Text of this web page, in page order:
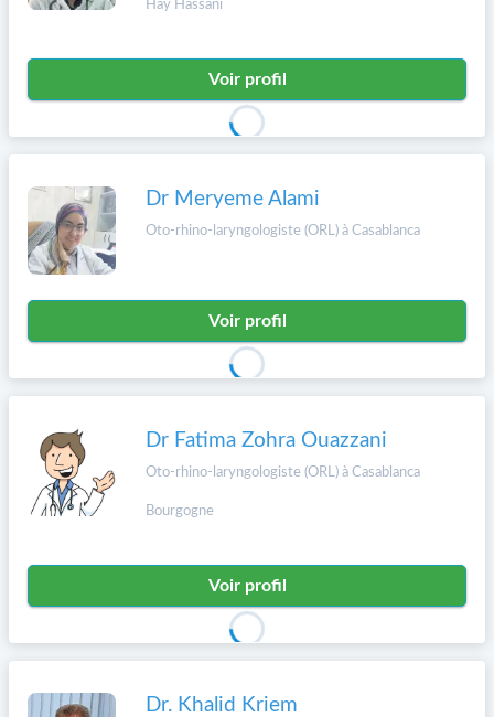
Hay Hassani
Voir profil
Dr Meryeme Alami
Oto-rhino-laryngologiste (ORL) à Casablanca
Voir profil
Dr Fatima Zohra Ouazzani
Oto-rhino-laryngologiste (ORL) à Casablanca
Bourgogne
Voir profil
Dr. Khalid Kriem